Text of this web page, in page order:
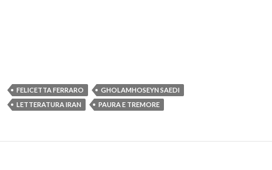
FELICETTA FERRARO
GHOLAMHOSEYN SAEDI
LETTERATURA IRAN
PAURA E TREMORE